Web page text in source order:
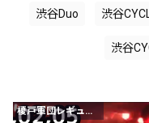
渋谷Duo 渋谷
渋谷
榎戸軍団レギュラー会員以上